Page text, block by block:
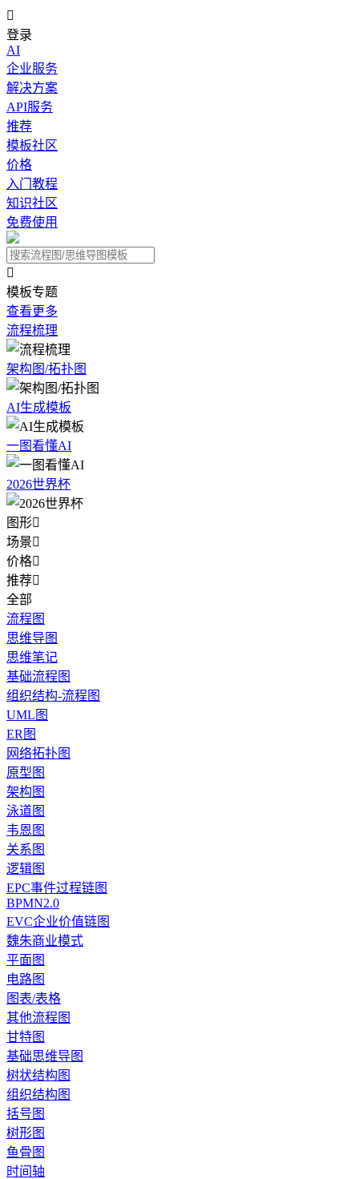

登录
AI
企业服务
解决方案
API服务
推荐
模板社区
价格
入门教程
知识社区
免费使用

模板专题
查看更多
流程梳理
架构图/拓扑图
AI生成模板
一图看懂AI
2026世界杯
图形
场景
价格
推荐
全部
流程图
思维导图
思维笔记
基础流程图
组织结构-流程图
UML图
ER图
网络拓扑图
原型图
架构图
泳道图
韦恩图
关系图
逻辑图
EPC事件过程链图
BPMN2.0
EVC企业价值链图
魏朱商业模式
平面图
电路图
图表/表格
其他流程图
甘特图
基础思维导图
树状结构图
组织结构图
括号图
树形图
鱼骨图
时间轴